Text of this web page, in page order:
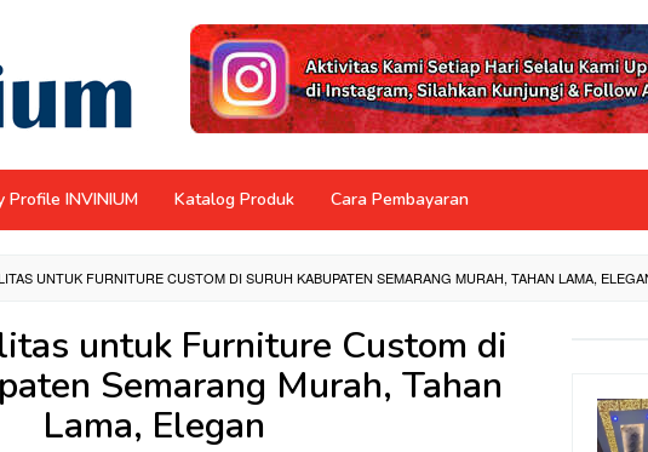
Profile INVINIUM Katalog Produk Cara Pembayaran
UNTUK FURNITURE CUSTOM DI SURUH KABUPATEN SEMARANG MURAH, TAHAN LAMA,
untuk Furniture Custom di
Semarang Murah, Tahan
Lama, Elegan